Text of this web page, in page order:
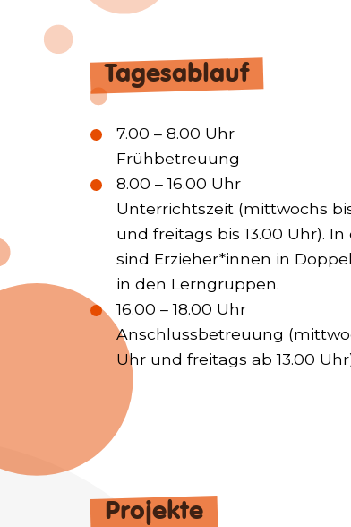
Tagesablauf
7.00 – 8.00 Uhr
Frühbetreuung
8.00 – 16.00 Uhr
Unterrichtszeit (mittwochs
und freitags bis 13.00 Uhr). In
sind Erzieher*innen in
in den Lerngruppen.
16.00 – 18.00 Uhr
Anschlussbetreuung
Uhr und freitags ab 13.00
Projekte